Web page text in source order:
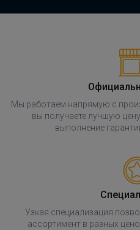
Мы работаем напрямую с
вы получаете лучшую
выполнение
Узкая специализация
ассортимент в разных